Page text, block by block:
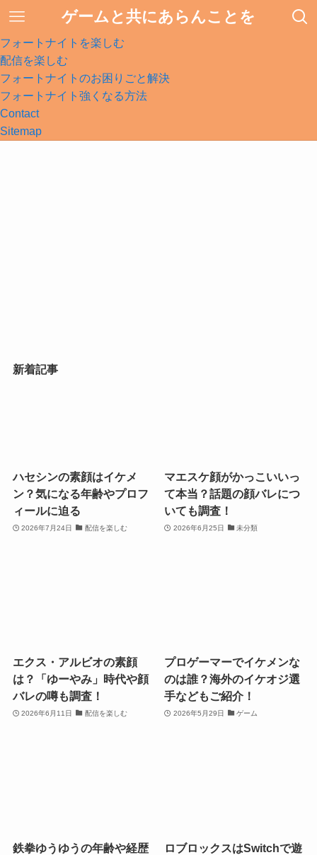
ゲームと共にあらんことを
フォートナイトを楽しむ
配信を楽しむ
フォートナイトのお困りごと解決
フォートナイト強くなる方法
Contact
Sitemap
新着記事
ハセシンの素顔はイケメ
ン？気になる年齢やプロフ
ィールに迫る
2026年7月24日 配信を楽しむ
マエスケ顔がかっこいいっ
て本当？話題の顔バレにつ
いても調査！
2026年6月25日 未分類
エクス・アルビオの素顔
は？「ゆーやみ」時代や顔
バレの噂も調査！
2026年6月11日 配信を楽しむ
プロゲーマーでイケメンな
のは誰？海外のイケオジ選
手などもご紹介！
2026年5月29日 ゲーム
鉄拳ゆうゆうの年齢や経歴
ロブロックスはSwitchで遊